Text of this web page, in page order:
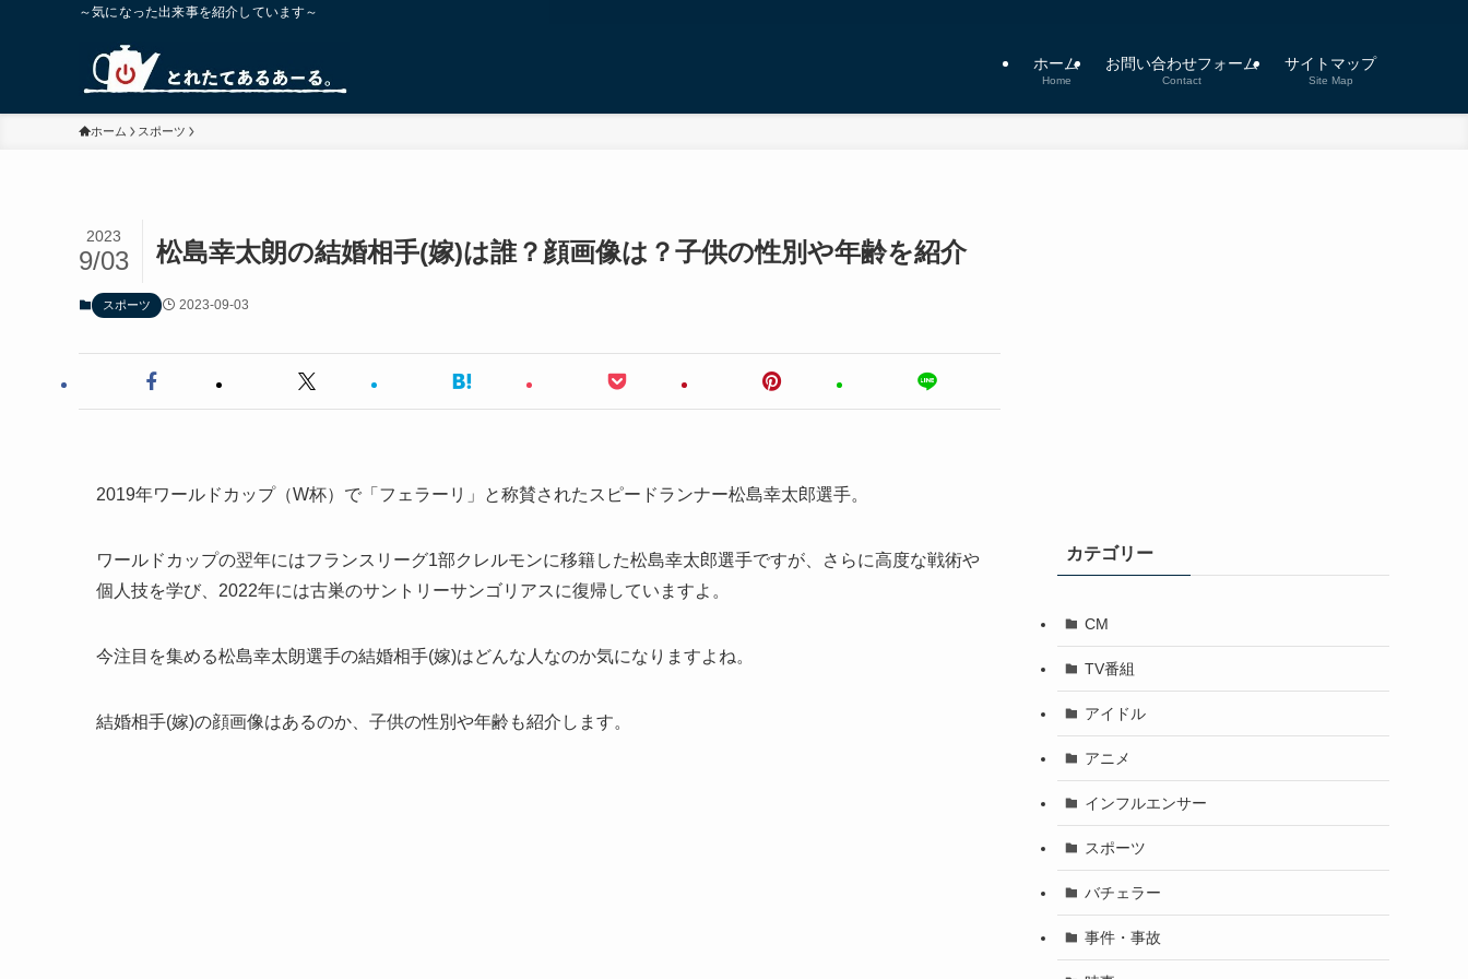
～気になった出来事を紹介しています～
ホーム
Home
お問い合わせフォーム
Contact
サイトマップ
Site Map
ホーム スポーツ
松島幸太朗の結婚相手(嫁)は誰？顔画像は？子供の性別や年齢を紹介
2023
9/03
スポーツ 2023-09-03
2019年ワールドカップ（W杯）で「フェラーリ」と称賛されたスピードランナー松島幸太郎選手。
ワールドカップの翌年にはフランスリーグ1部クレルモンに移籍した松島幸太郎選手ですが、さらに高度な戦術や
個人技を学び、2022年には古巣のサントリーサンゴリアスに復帰していますよ。
今注目を集める松島幸太朗選手の結婚相手(嫁)はどんな人なのか気になりますよね。
結婚相手(嫁)の顔画像はあるのか、子供の性別や年齢も紹介します。
カテゴリー
CM
TV番組
アイドル
アニメ
インフルエンサー
スポーツ
バチェラー
事件・事故